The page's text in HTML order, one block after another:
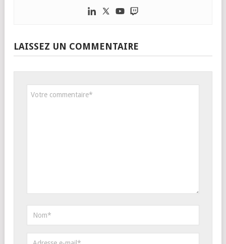
LAISSEZ UN COMMENTAIRE